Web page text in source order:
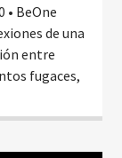
• BeOne
de una
entre
fugaces,